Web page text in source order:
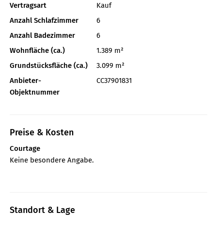
Vertragsart
Kauf
Anzahl Schlafzimmer
6
Anzahl Badezimmer
6
Wohnfläche (ca.)
1.389 m²
Grundstücksfläche (ca.)
3.099 m²
Anbieter-
Objektnummer
CC37901831
Preise & Kosten
Courtage
Keine besondere Angabe.
Standort & Lage